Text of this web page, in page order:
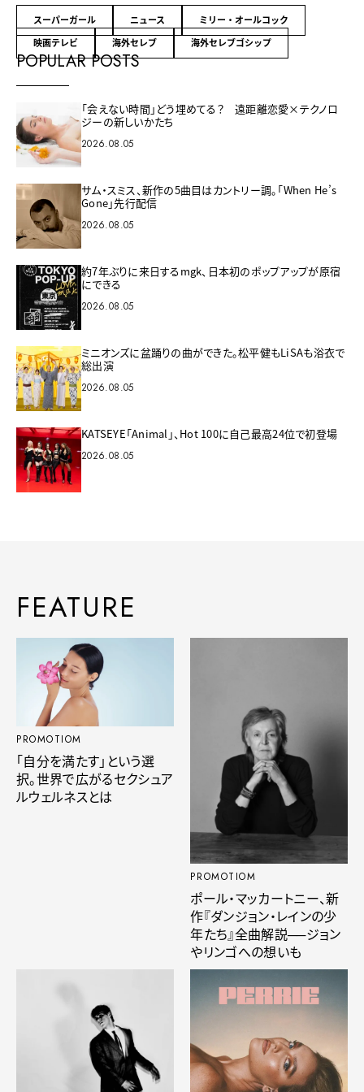
スーパーガール ニュース
ミリー・オールコック
映画テレビ
海外セレブ 海外セレブゴシップ
POPULAR POSTS
「会えない時間」どう埋めてる？ 遠距離恋愛×テクノロ
ジーの新しいかたち
2026.08.05
サム・スミス、新作の5曲目はカントリー調。「When He’s
Gone」先行配信
2026.08.05
約7年ぶりに来日するmgk、日本初のポップアップが原宿
にできる
2026.08.05
ミニオンズに盆踊りの曲ができた。松平健もLiSAも浴衣で
総出演
2026.08.05
KATSEYE「Animal」、Hot 100に自己最高24位で初登場
2026.08.05
FEATURE
PROMOTIOM
「自分を満たす」という選
択。世界で広がるセクシュア
ルウェルネスとは
PROMOTIOM
ポール・マッカートニー、新
作『ダンジョン・レインの少
年たち』全曲解説──ジョン
やリンゴへの想いも